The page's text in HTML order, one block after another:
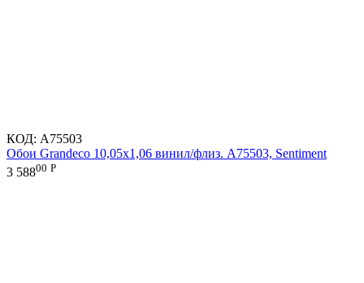
КОД: A75503
Обои Grandeco 10,05х1,06 винил/флиз. A75503, Sentiment
3 58800 Р